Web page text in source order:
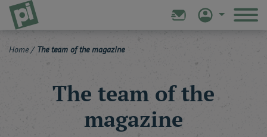
Home / The team of the magazine
The team of the
magazine